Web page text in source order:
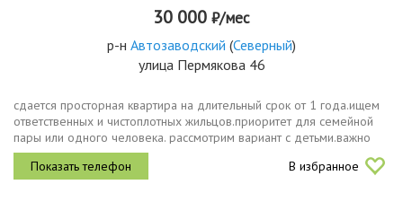
30 000 ₽/мес
р-н Автозаводский (Северный)
улица Пермякова 46
сдается просторная квартира на длительный срок от 1 года.ищем
ответственных и чистоплотных жильцов.приоритет для семейной
пары или одного человека. рассмотрим вариант с детьми.важно
проживание с животными категорически не рассматриваем.в
комнате...
В избранное